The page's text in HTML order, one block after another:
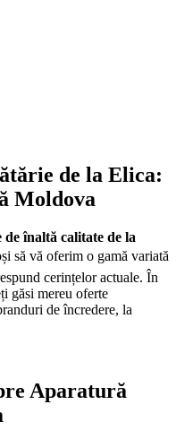
de la Elica:
Moldova
înaltă calitate de la
să vă oferim o gamă variată
cerințelor actuale. În
găsi mereu oferte
de încredere, la
standardele înalte de
eficientă, sigură și de
pentru uz casnic sau
fiecare nevoie.
Aparatură